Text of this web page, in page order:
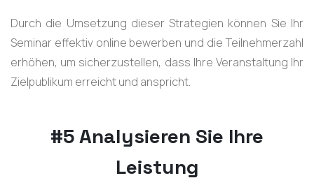
Durch die Umsetzung dieser Strategien können Sie Ihr
Seminar effektiv online bewerben und die Teilnehmerzahl
erhöhen, um sicherzustellen, dass Ihre Veranstaltung Ihr
Zielpublikum erreicht und anspricht.
#5 Analysieren Sie Ihre
Leistung